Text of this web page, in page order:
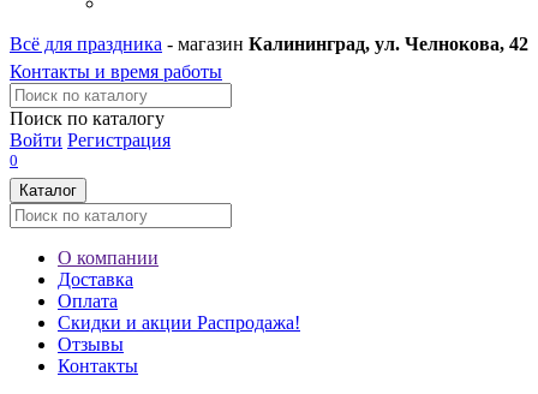
Всё для праздника - магазин Калининград, ул. Челнокова, 42
Контакты и время работы
Поиск по каталогу
Войти Регистрация
0
Каталог
О компании
Доставка
Оплата
Скидки и акции Распродажа!
Отзывы
Контакты